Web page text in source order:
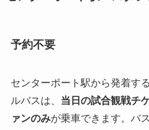
予約不要
センターポート駅から発着す
ルバスは、 当日の試合観戦チ
ァンのみが乗車できます。バ